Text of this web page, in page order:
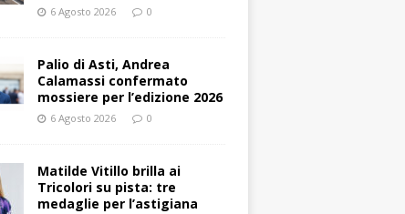
6 Agosto 2026 0
Palio di Asti, Andrea
Calamassi confermato
mossiere per l’edizione 2026
6 Agosto 2026 0
Matilde Vitillo brilla ai
Tricolori su pista: tre
medaglie per l’astigiana